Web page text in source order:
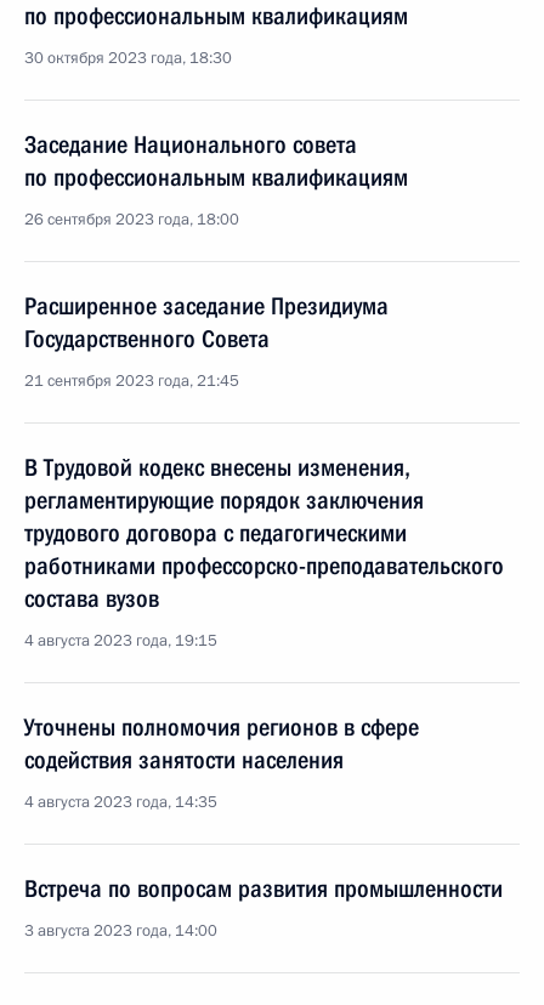
по профессиональным квалификациям
30 октября 2023 года, 18:30
Заседание Национального совета
по профессиональным квалификациям
26 сентября 2023 года, 18:00
Расширенное заседание Президиума
Государственного Совета
21 сентября 2023 года, 21:45
В Трудовой кодекс внесены изменения,
регламентирующие порядок заключения
трудового договора с педагогическими
работниками профессорско-преподавательского
состава вузов
4 августа 2023 года, 19:15
Уточнены полномочия регионов в сфере
содействия занятости населения
4 августа 2023 года, 14:35
Встреча по вопросам развития промышленности
3 августа 2023 года, 14:00